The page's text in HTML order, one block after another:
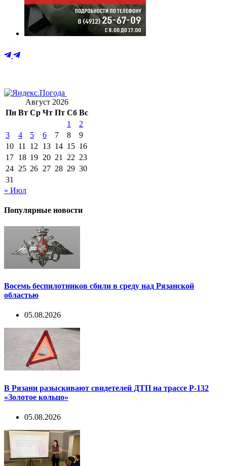
Август 2026
Пн Вт Ср Чт Пт Сб Вс
1
2
3
4 5 6 7 8
9
10 11 12 13 14 15 16
17 18 19 20 21 22 23
24 25 26 27 28 29 30
31
« Июл
Популярные новости
Восемь беспилотников сбили в среду над Рязанской
областью
05.08.2026
В Рязани разыскивают свидетелей ДТП на трассе Р-132
«Золотое кольцо»
05.08.2026